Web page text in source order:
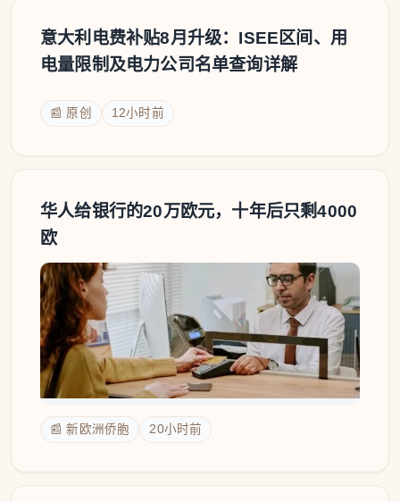
意大利电费补贴8月升级：ISEE区间、用
电量限制及电力公司名单查询详解
📰 原创 12小时前
华人给银行的20万欧元，十年后只剩4000
欧
📰 新欧洲侨胞 20小时前